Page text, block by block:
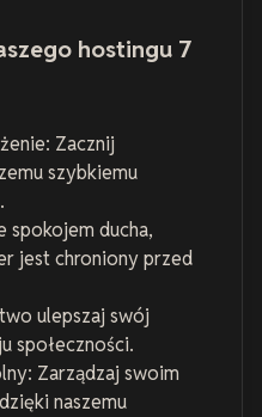
hostingu 7
Zacznij
szybkiemu
spokojem ducha,
jest chroniony przed
ulepszaj swój
społeczności.
Zarządzaj swoim
naszemu